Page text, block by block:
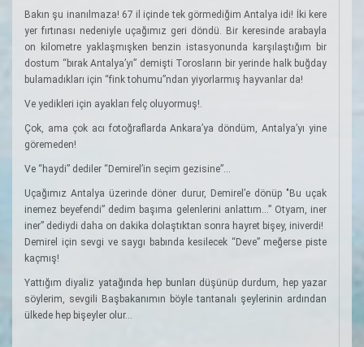
Bakın şu inanılmaza! 67 il içinde tek görmediğim Antalya idi! İki kere
yer fırtınası nedeniyle uçağımız geri döndü. Bir keresinde arabayla
on kilometre yaklaşmışken benzin istasyonunda karşılaştığım bir
dostum “bırak Antalya’yı” demişti Torosların bir yerinde halk buğday
bulamadıkları için “fink tohumu”ndan yiyorlarmış hayvanlar da!
Ve yedikleri için ayakları felç oluyormuş!.
Çok, ama çok acı fotoğraflarda Ankara’ya döndüm, Antalya’yı yine
göremeden!
Ve “haydi” dediler “Demirel’in seçim gezisine”...
Uçağımız Antalya üzerinde döner durur, Demirel’e dönüp "Bu uçak
inemez beyefendi” dedim başıma gelenlerini anlattım...” Otyam, iner
iner” dediydi daha on dakika dolaştıktan sonra hayret bişey, iniverdi!
Demirel için sevgi ve saygı babında kesilecek “Deve” meğerse piste
kaçmış!
Yattığım diyaliz yatağında hep bunları düşünüp durdum, hep yazar
söylerim, sevgili Başbakanımın böyle tantanalı şeylerinin ardından
ülkede hep bişeyler olur...